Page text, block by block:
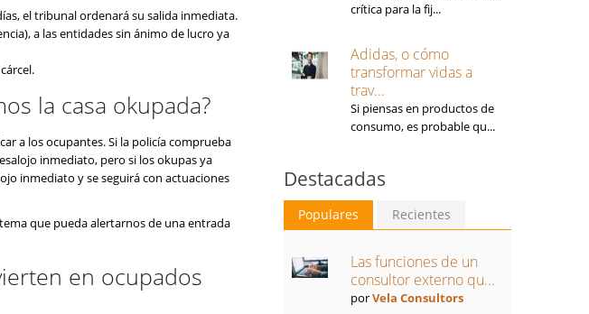
el tribunal ordenará su salida inmediata.
a las entidades sin ánimo de lucro ya
la casa okupada?
a los ocupantes. Si la policía comprueba
inmediato, pero si los okupas ya
inmediato y se seguirá con actuaciones
que pueda alertarnos de una entrada
en ocupados
crítica para la fij...
Adidas, o cómo
transformar vidas a
trav...
Si piensas en productos de
consumo, es probable qu...
Destacadas
Populares Recientes
Las funciones de un
consultor externo qu...
porVela Consultors